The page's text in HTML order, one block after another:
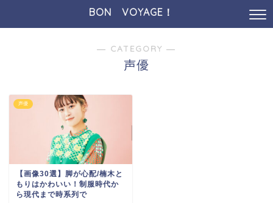
BON VOYAGE！
― CATEGORY ―
声優
声優
【画像30選】脚が心配/楠木と
もりはかわいい！制服時代か
ら現代まで時系列で